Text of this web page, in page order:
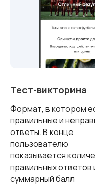
Тест-викторина
Формат, в котором
правильные и
ответы. В конце
пользователю
показывается
правильных ответов
суммарный балл